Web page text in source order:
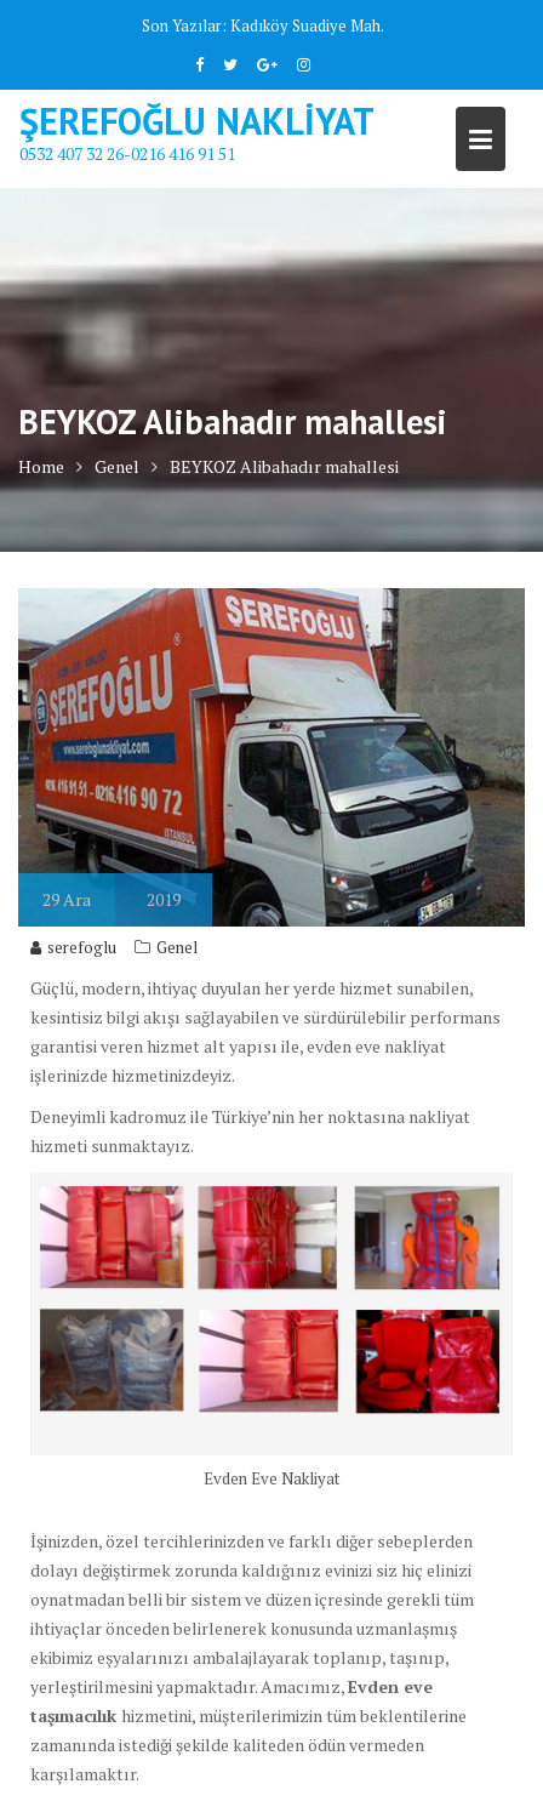
Son Yazılar: Kadıköy Suadiye Mah.
ŞEREFOĞLU NAKLİYAT
0532 407 32 26-0216 416 91 51
BEYKOZ Alibahadır mahallesi
Home Genel BEYKOZ Alibahadır mahallesi
29 Ara 2019
serefoglu Genel
Güçlü, modern, ihtiyaç duyulan her yerde hizmet sunabilen,
kesintisiz bilgi akışı sağlayabilen ve sürdürülebilir performans
garantisi veren hizmet alt yapısı ile, evden eve nakliyat
işlerinizde hizmetinizdeyiz.
Deneyimli kadromuz ile Türkiye’nin her noktasına nakliyat
hizmeti sunmaktayız.
Evden Eve Nakliyat
İşinizden, özel tercihlerinizden ve farklı diğer sebeplerden
dolayı değiştirmek zorunda kaldığınız evinizi siz hiç elinizi
oynatmadan belli bir sistem ve düzen içresinde gerekli tüm
ihtiyaçlar önceden belirlenerek konusunda uzmanlaşmış
ekibimiz eşyalarınızı ambalajlayarak toplanıp, taşınıp,
yerleştirilmesini yapmaktadır. Amacımız,Evden eve
taşımacılık hizmetini, müşterilerimizin tüm beklentilerine
zamanında istediği şekilde kaliteden ödün vermeden
karşılamaktır.